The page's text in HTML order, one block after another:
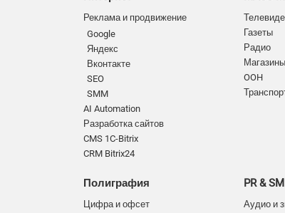
Реклама и продвижение
Google
Яндекс
Вконтакте
SEO
SMM
AI Automation
Разработка сайтов
CMS 1C-Bitrix
CRM Bitrix24
Полиграфия
Цифра и офсет
Газеты
Радио
OOH
PR &
Аудио и